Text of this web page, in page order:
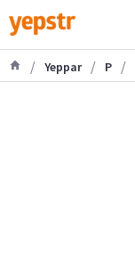
/ Yeppar / P /